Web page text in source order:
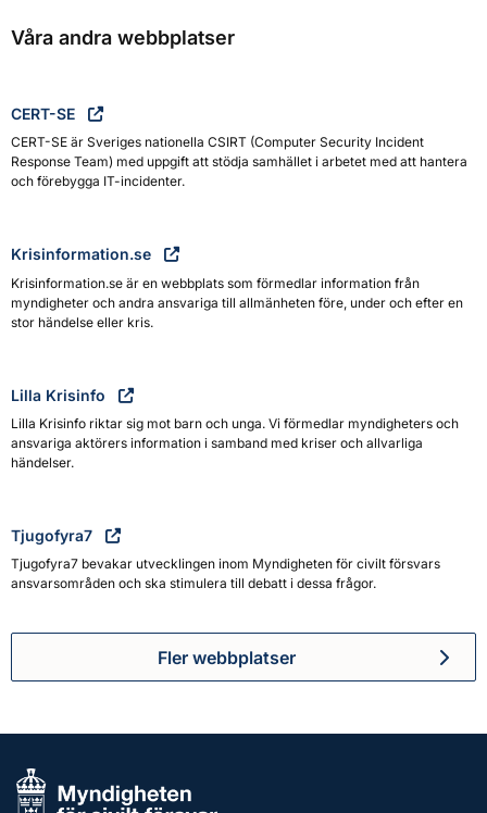
Våra andra webbplatser
CERT-SE
CERT-SE är Sveriges nationella CSIRT (Computer Security Incident
Response Team) med uppgift att stödja samhället i arbetet med att hantera
och förebygga IT-incidenter.
Krisinformation.se
Krisinformation.se är en webbplats som förmedlar information från
myndigheter och andra ansvariga till allmänheten före, under och efter en
stor händelse eller kris.
Lilla Krisinfo
Lilla Krisinfo riktar sig mot barn och unga. Vi förmedlar myndigheters och
ansvariga aktörers information i samband med kriser och allvarliga
händelser.
Tjugofyra7
Tjugofyra7 bevakar utvecklingen inom Myndigheten för civilt försvars
ansvarsområden och ska stimulera till debatt i dessa frågor.
Fler webbplatser